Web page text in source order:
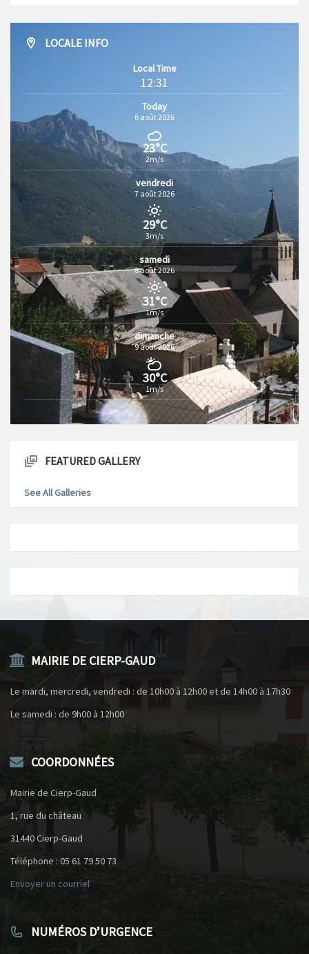
LOCALE INFO
Local Time
12:31
Today
6 août 2026
23°C
2m/s
vendredi
7 août 2026
29°C
3m/s
samedi
8 août 2026
31°C
1m/s
dimanche
9 août 2026
30°C
1m/s
FEATURED GALLERY
See All Galleries
MAIRIE DE CIERP-GAUD
Le mardi, mercredi, vendredi : de 10h00 à 12h00 et de 14h00 à 17h30
Le samedi : de 9h00 à 12h00
COORDONNÉES
Mairie de Cierp-Gaud
1, rue du château
31440 Cierp-Gaud
Téléphone : 05 61 79 50 73
Envoyer un courriel
NUMÉROS D’URGENCE